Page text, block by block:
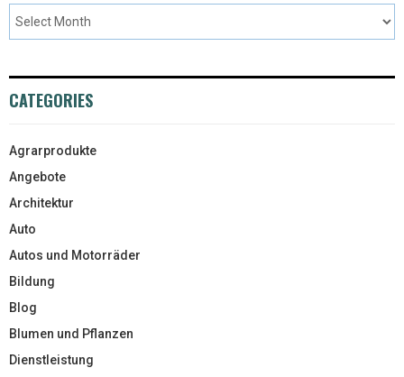
CATEGORIES
Agrarprodukte
Angebote
Architektur
Auto
Autos und Motorräder
Bildung
Blog
Blumen und Pflanzen
Dienstleistung